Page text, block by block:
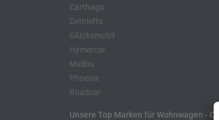
Carthago
Dethleffs
Glücksmobil
Hymercar
Malibu
Phoenix
Roadcar
Unsere Top Marken für Wohnwagen -